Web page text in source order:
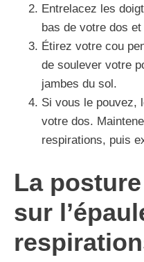
Entrelacez les
bas de votre dos
Étirez votre cou
de soulever votre
jambes du sol.
Si vous le pouvez,
votre dos.
respirations, puis
La
sur